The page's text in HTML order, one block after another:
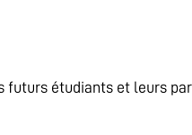
étudiants et leurs